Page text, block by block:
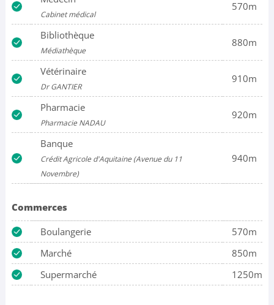
Cabinet médical
570m
Bibliothèque
Médiathèque
880m
Vétérinaire
Dr GANTIER
910m
Pharmacie
Pharmacie NADAU
920m
Banque
Crédit Agricole d'Aquitaine (Avenue du 11
Novembre)
940m
Commerces
Boulangerie
570m
Marché
850m
Supermarché
1250m